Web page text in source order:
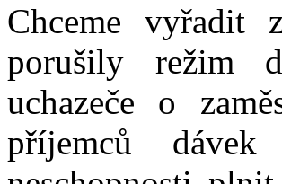
Chceme vyřadit
porušily režim
uchazeče o
příjemců